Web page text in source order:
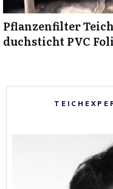
Pflanzenfilter
duchsticht PVC